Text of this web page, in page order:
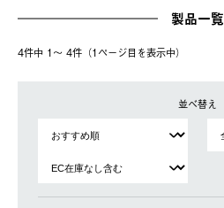
製品一覧
4件中 1〜 4件（1ページ⽬を表⽰中）
並べ替え